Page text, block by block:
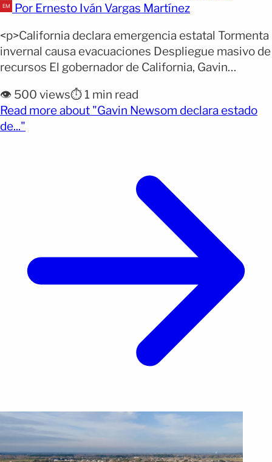
Por Ernesto Iván Vargas Martínez
<p>California declara emergencia estatal Tormenta
invernal causa evacuaciones Despliegue masivo de
recursos El gobernador de California, Gavin
emergencia en varias zonas del estado ante el
impacto de una fuerte tormenta invernal que afecta
a distintas regiones. La medida busca acelerar la
👁️ 500 views⏱️ 1 min read
Read more about "Gavin Newsom declara estado
de..."